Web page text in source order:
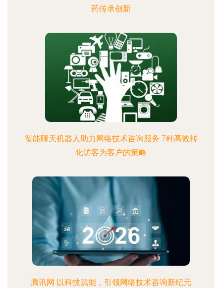
药传承创新
智能聊天机器人助力网络技术咨询服务 7种高效转
化访客为客户的策略
腾讯网 以科技赋能，引领网络技术咨询新纪元